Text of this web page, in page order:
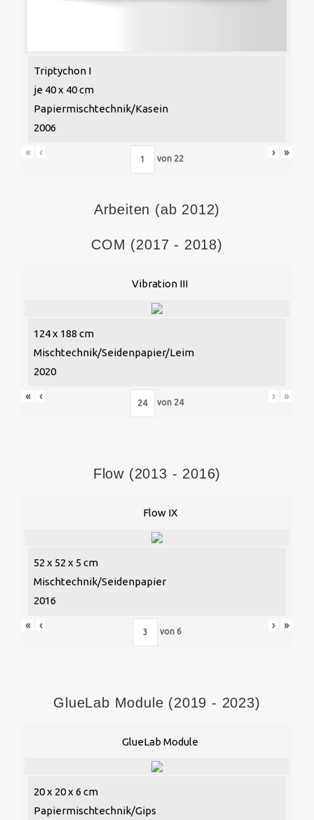
Triptychon I
je 40 x 40 cm
Papiermischtechnik/Kasein
2006
« ‹
von 22
› »
Arbeiten (ab 2012)
COM (2017 - 2018)
Vibration III
124 x 188 cm
Mischtechnik/Seidenpapier/Leim
2020
« ‹
von 24
› »
Flow (2013 - 2016)
Flow IX
52 x 52 x 5 cm
Mischtechnik/Seidenpapier
2016
« ‹
von 6
› »
GlueLab Module (2019 - 2023)
GlueLab Module
20 x 20 x 6 cm
Papiermischtechnik/Gips